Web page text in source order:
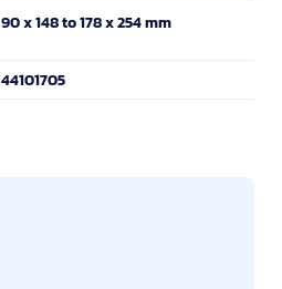
90 x 148 to 178 x 254 mm
44101705